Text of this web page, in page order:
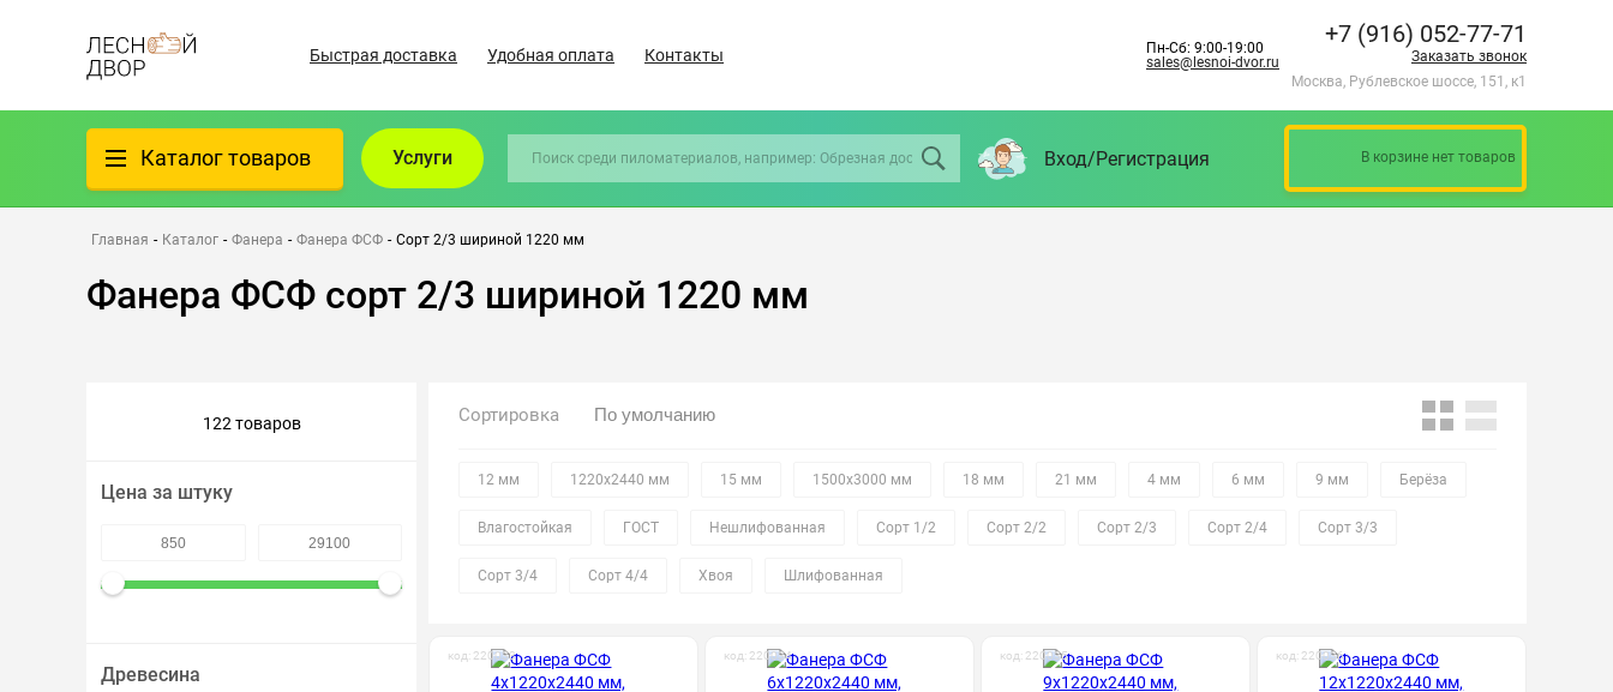
Быстрая доставка Удобная оплата Контакты
Пн-Сб: 9:00-19:00
sales@lesnoi-dvor.ru
+7 (916) 052-77-71
Заказать звонок
Москва, Рублевское шоссе, 151, к1
Каталог товаров
Фанера
Пиломатериалы
Всё для бани
Утеплители/Изоляция
Услуги Вход/Регистрация В корзине нет товаров
Главная - Каталог - Фанера - Фанера ФСФ - Сорт 2/3 шириной 1220 мм
Фанера ФСФ сорт 2/3 шириной 1220 мм
122 товаров
Цена за штуку
Древесина
Сортировка
12 мм 1220х2440 мм 15 мм 1500х3000 мм 18 мм 21 мм 4 мм 6 мм 9 мм Берёза
Влагостойкая ГОСТ Нешлифованная Сорт 1/2 Сорт 2/2 Сорт 2/3 Сорт 2/4 Сорт 3/3
Сорт 3/4 Сорт 4/4 Хвоя Шлифованная
код: 220033 код: 220034 код: 220035 код: 220036